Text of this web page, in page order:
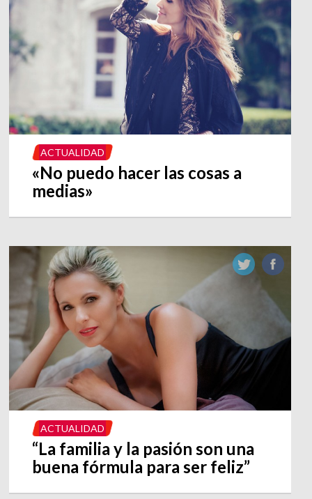
ACTUALIDAD
«No puedo hacer las cosas a
medias»
ACTUALIDAD
“La familia y la pasión son una
buena fórmula para ser feliz”